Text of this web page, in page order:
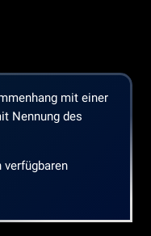
mit einer
Nennung des
verfügbaren